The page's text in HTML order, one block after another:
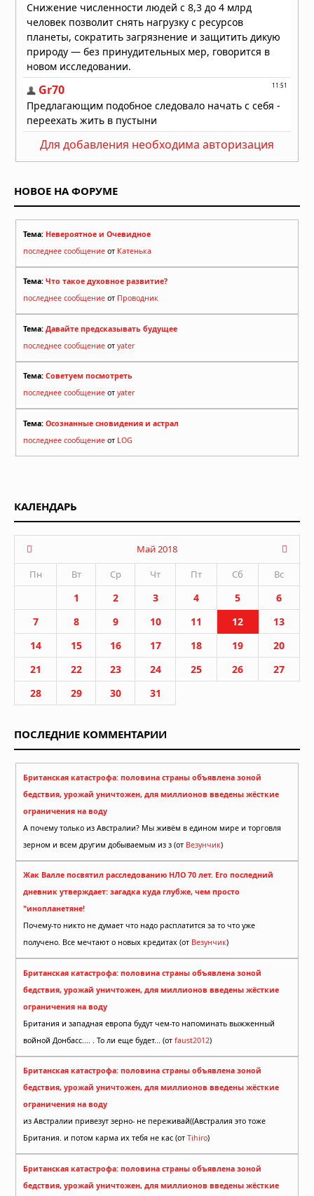
Для добавления необходима авторизация
НОВОЕ НА ФОРУМЕ
Тема: Невероятное и Очевидное
последнее сообщение от Катенька
Тема: Что такое духовное развитие?
последнее сообщение от Проводник
Тема: Давайте предсказывать будущее
последнее сообщение от yater
Тема: Советуем посмотреть
последнее сообщение от yater
Тема: Осознанные сновидения и астрал
последнее сообщение от LOG
КАЛЕНДАРЬ
Май 2018
Пн
Вт Ср Чт Пт Сб Вс
1 2 3 4 5
6
7
8 9 10 11 12
13
14
15 16 17 18 19
20
21
22 23 24 25 26
27
28
29 30 31
ПОСЛЕДНИЕ КОММЕНТАРИИ
Британская катастрофа: половина страны объявлена зоной
бедствия, урожай уничтожен, для миллионов введены жёсткие
ограничения на воду
А почему только из Австралии? Мы живём в едином мире и торговля
зерном и всем другим добываемым из з (от Везунчик)
Жак Валле посвятил расследованию НЛО 70 лет. Его последний
дневник утверждает: загадка куда глубже, чем просто
"инопланетяне!
Почему-то никто не думает что надо расплатится за то что уже
получено. Все мечтают о новых кредитах (от Везунчик)
Британская катастрофа: половина страны объявлена зоной
бедствия, урожай уничтожен, для миллионов введены жёсткие
ограничения на воду
Британия и западная европа будут чем-то напоминать выжженный
войной Донбасс.... . То ли еще будет... (от faust2012)
Британская катастрофа: половина страны объявлена зоной
бедствия, урожай уничтожен, для миллионов введены жёсткие
ограничения на воду
из Австралии привезут зерно- не переживай((Австралия это тоже
Британия. и потом карма их тебя не кас (от Tihiro)
Британская катастрофа: половина страны объявлена зоной
бедствия, урожай уничтожен, для миллионов введены жёсткие